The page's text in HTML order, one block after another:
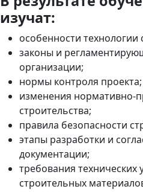
изучат:
особенности технологии
законы и
организации;
нормы контроля проекта;
изменения нормативно-
строительства;
правила безопасности
этапы разработки и
документации;
требования технических
строительных